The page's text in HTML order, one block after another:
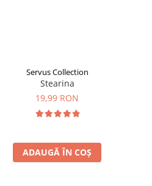
Servus Collection
Stearina
19,99 RON
ADAUGĂ ÎN COȘ